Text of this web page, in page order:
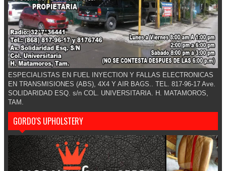
ESPECIALISTAS EN FUEL INYECTION Y FALLAS ELECTRONICAS
EN TRANSMISIONES (ABS), 4X4 Y AIR BAGS.. TEL. 817-96-17 Ave.
SOLIDARIDAD ESQ. s/n COL. UNIVERSITARIA. H. MATAMOROS,
TAM.
GORDO'S UPHOLSTERY